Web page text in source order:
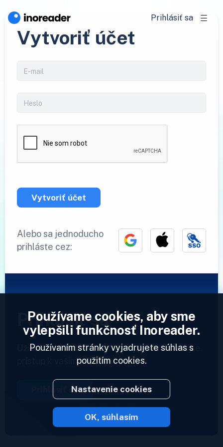
Prihlásiť sa
Vytvoriť účet
Vytvoriť účet
Alebo sa jednoducho
prihláste cez:
Prihlásiť sa
Už máme účet?Zadajte svoj profil a získajte
prístup k vašim zdrojom.
Prihlásiť sa
2023 © Inoreader
Používame cookies, aby sme
vylepšili funkčnosť Inoreader.
Používaním stránky vyjadrujete súhlas s
použitím cookies.
Nastavenie cookies
OK, súhlasím